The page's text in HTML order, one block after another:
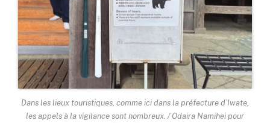
Dans les lieux touristiques, comme ici dans la préfecture d’Iwate,
les appels à la vigilance sont nombreux. / Odaira Namihei pour